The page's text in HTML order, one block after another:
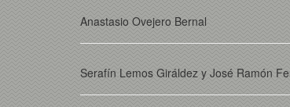
Anastasio Ovejero Bernal
Serafín Lemos Giráldez y José Ramón